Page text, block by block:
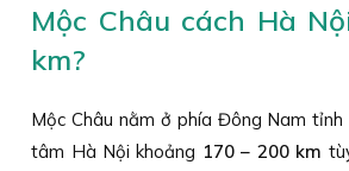
Mộc Châu cách Hà
km?
Mộc Châu nằm ở phía Đông Nam tỉnh
tâm Hà Nội khoảng 170 – 200 km